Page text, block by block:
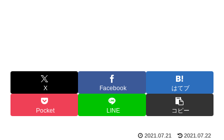
X Facebook はてブ
Pocket LINE コピー
2021.07.21 2021.07.22